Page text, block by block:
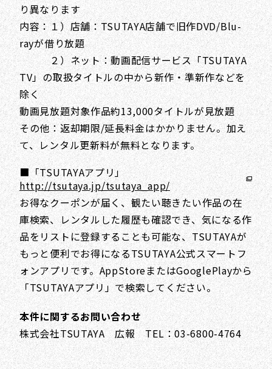
り異なります
内容：１）店舗：TSUTAYA店舗で旧作DVD/Blu-
rayが借り放題
２）ネット：動画配信サービス「TSUTAYA
TV」の取扱タイトルの中から新作・準新作などを
除く
動画見放題対象作品約13,000タイトルが見放題
その他：返却期限/延長料金はかかりません。加え
て、レンタル更新料が無料となります。
■「TSUTAYAアプリ」
http://tsutaya.jp/tsutaya_app/
お得なクーポンが届く、観たい聴きたい作品の在
庫検索、レンタルした履歴も確認でき、気になる作
品をリストに登録することも可能な、TSUTAYAが
もっと便利でお得になるTSUTAYA公式スマートフ
ォンアプリです。AppStoreまたはGooglePlayから
「TSUTAYAアプリ」で検索してください。
本件に関するお問い合わせ
株式会社TSUTAYA 広報 TEL：03-6800-4764